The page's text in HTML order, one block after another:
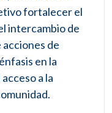
fortalecer el
intercambio de
de
en la
a la